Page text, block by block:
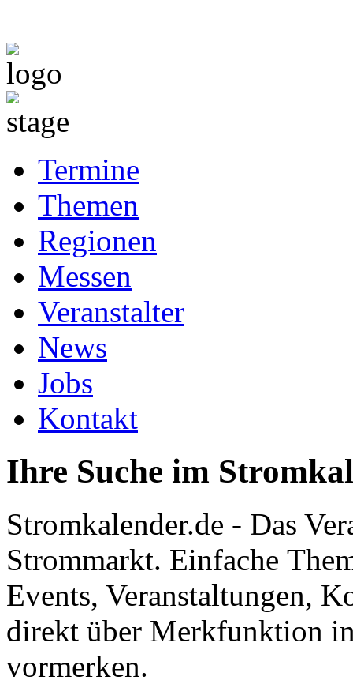
Termine
Themen
Regionen
Messen
Veranstalter
News
Jobs
Kontakt
Ihre Suche im
Stromkalender.de - Das
Strommarkt. Einfache
Events, Veranstaltungen,
direkt über Merkfunktion
vormerken.